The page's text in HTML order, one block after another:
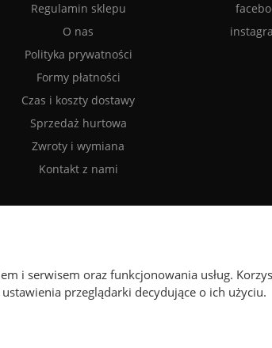
Regulamin sklepu
O nas
Polityka prywatności
Formy płatności
Czas i koszty dostawy
Sprzedaż hurtowa
Zwroty i wymiana
Kontakt z nami
i serwisem oraz funkcjonowania usług.
przeglądarki decydujące o ich użyciu.